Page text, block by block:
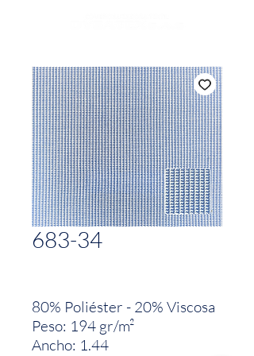
683-34
80% Poliéster - 20% Viscosa
Peso: 194 gr/m²
Ancho: 1.44